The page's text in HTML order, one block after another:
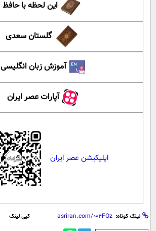
این لحظه با حافظ
گلستان سعدی
آموزش زبان انگلیسی
آپارات عصر ایران
اپلیکیشن عصر ایران
لینک کوتاه: کپی لینک